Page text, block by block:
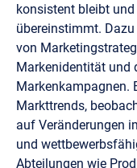
konsistent bleibt
übereinstimmt.
von
Markenidentität und
Markenkampagnen.
Markttrends,
auf Veränderungen
und
Abteilungen wie